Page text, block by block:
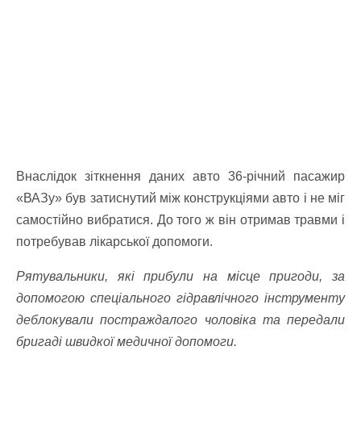
Внаслідок зіткнення даних авто 36-річний пасажир
«ВАЗу» був затиснутий між конструкціями авто і не міг
самостійно вибратися. До того ж він отримав травми і
потребував лікарської допомоги.
Рятувальники, які прибули на місце пригоди, за
допомогою спеціального гідравлічного інструменту
деблокували постраждалого чоловіка та передали
бригаді швидкої медичної допомоги.